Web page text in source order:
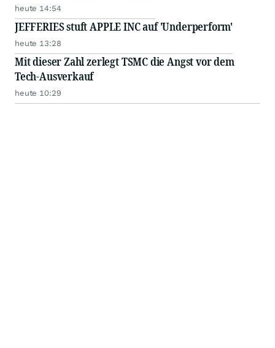
heute 14:54
JEFFERIES stuft APPLE INC auf 'Underperform'
heute 13:28
Mit dieser Zahl zerlegt TSMC die Angst vor dem
Tech-Ausverkauf
heute 10:29